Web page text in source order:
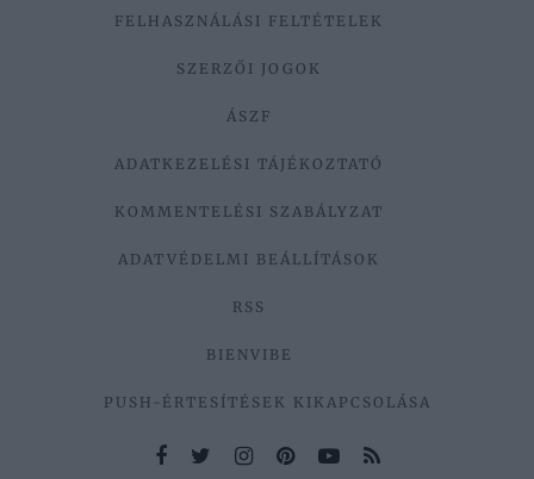
FELHASZNÁLÁSI FELTÉTELEK
SZERZŐI JOGOK
ÁSZF
ADATKEZELÉSI TÁJÉKOZTATÓ
KOMMENTELÉSI SZABÁLYZAT
ADATVÉDELMI BEÁLLÍTÁSOK
RSS
BIENVIBE
PUSH-ÉRTESÍTÉSEK KIKAPCSOLÁSA